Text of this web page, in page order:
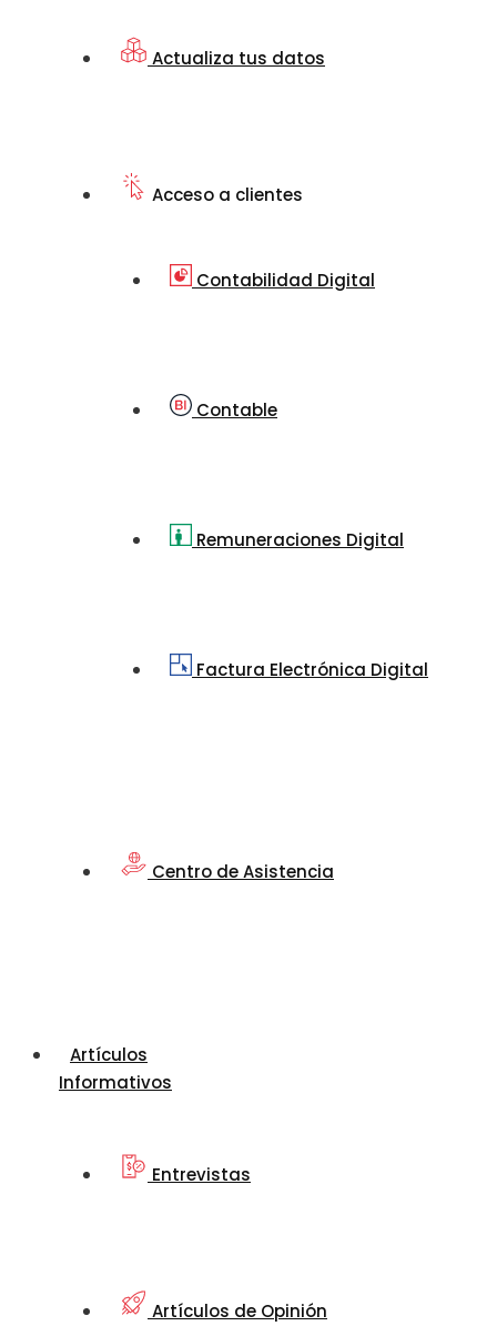
Actualiza tus datos
Acceso a clientes
Contabilidad Digital
Contable
Remuneraciones Digital
Factura Electrónica Digital
Centro de Asistencia
Artículos
Informativos
Entrevistas
Artículos de Opinión